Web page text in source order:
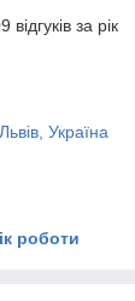
за рік
Україна
роботи